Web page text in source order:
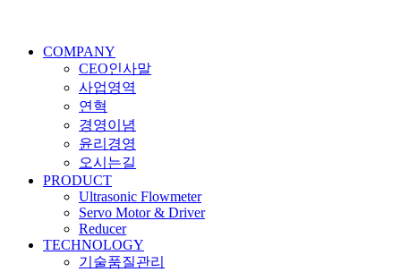
COMPANY
CEO인사말
사업영역
연혁
경영이념
윤리경영
오시는길
PRODUCT
Ultrasonic Flowmeter
Servo Motor & Driver
Reducer
TECHNOLOGY
기술품질관리